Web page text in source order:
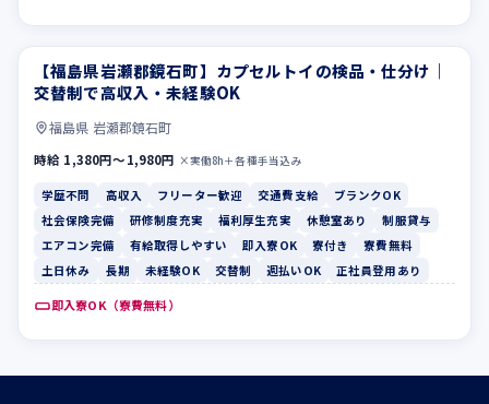
学歴不問 高収入
【福島県岩瀬郡鏡石町】カプセルトイの検品・仕分け｜
交替制で高収入・未経験OK
福島県 岩瀬郡鏡石町
時給 1,380円〜1,980円 ×実働8h＋各種手当込み
学歴不問 高収入 フリーター歓迎 交通費支給
ブランクOK
社会保険完備
研修制度充実 福利厚生充実 休憩室あり
制服貸与
エアコン完備
有給取得しやすい 即入寮OK 寮付き
寮費無料
土日休み
長期 未経験OK 交替制 週払いOK 正社員登用あり
即入寮OK（寮費無料）